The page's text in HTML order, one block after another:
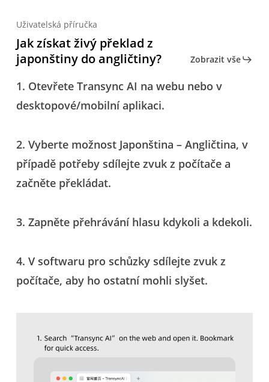
Uživatelská příručka
Jak získat živý překlad z
japonštiny do angličtiny?
Zobrazit vše
1. Otevřete Transync AI na webu nebo v
desktopové/mobilní aplikaci.
2. Vyberte možnost Japonština – Angličtina, v
případě potřeby sdílejte zvuk z počítače a
začněte překládat.
3. Zapněte přehrávání hlasu kdykoli a kdekoli.
4. V softwaru pro schůzky sdílejte zvuk z
počítače, aby ho ostatní mohli slyšet.